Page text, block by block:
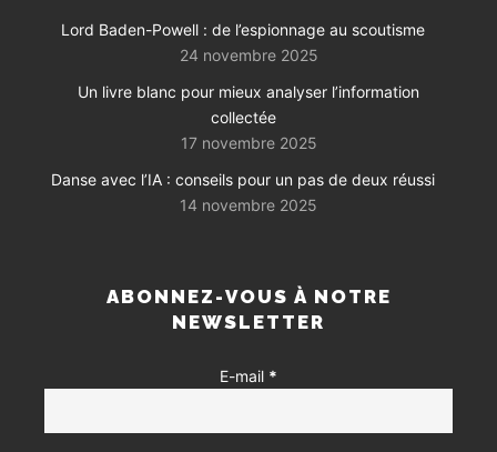
Lord Baden-Powell : de l’espionnage au scoutisme
24 novembre 2025
Un livre blanc pour mieux analyser l’information
collectée
17 novembre 2025
Danse avec l’IA : conseils pour un pas de deux réussi
14 novembre 2025
ABONNEZ-VOUS À NOTRE
NEWSLETTER
E-mail *